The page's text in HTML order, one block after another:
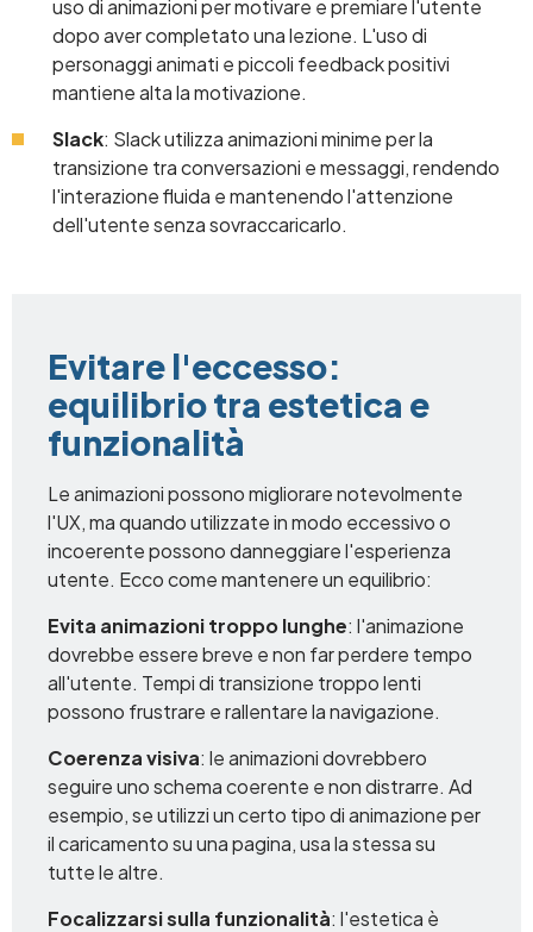
uso di animazioni per motivare e premiare l'utente
dopo aver completato una lezione. L'uso di
personaggi animati e piccoli feedback positivi
mantiene alta la motivazione.
Slack: Slack utilizza animazioni minime per la
transizione tra conversazioni e messaggi, rendendo
l'interazione fluida e mantenendo l'attenzione
dell'utente senza sovraccaricarlo.
Evitare l'eccesso:
equilibrio tra estetica e
funzionalità
Le animazioni possono migliorare notevolmente
l'UX, ma quando utilizzate in modo eccessivo o
incoerente possono danneggiare l'esperienza
utente. Ecco come mantenere un equilibrio:
Evita animazioni troppo lunghe: l'animazione
dovrebbe essere breve e non far perdere tempo
all'utente. Tempi di transizione troppo lenti
possono frustrare e rallentare la navigazione.
Coerenza visiva: le animazioni dovrebbero
seguire uno schema coerente e non distrarre. Ad
esempio, se utilizzi un certo tipo di animazione per
il caricamento su una pagina, usa la stessa su
tutte le altre.
Focalizzarsi sulla funzionalità: l'estetica è